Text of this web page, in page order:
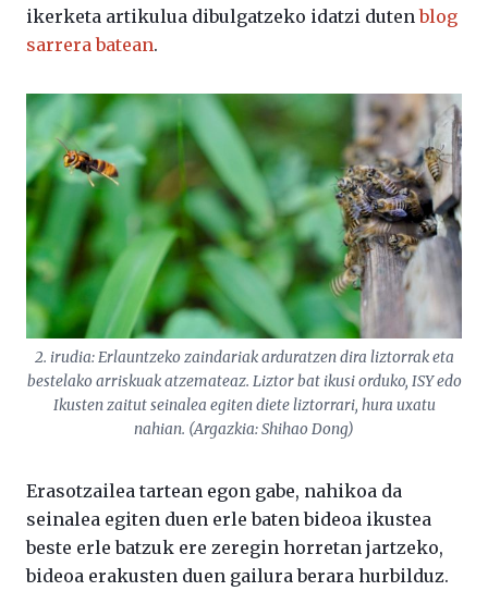
ikerketa artikulua dibulgatzeko idatzi dutenblog
sarrera batean.
2. irudia: Erlauntzeko zaindariak arduratzen dira liztorrak eta
bestelako arriskuak atzemateaz. Liztor bat ikusi orduko, ISY edo
Ikusten zaitutseinalea egiten diete liztorrari, hura uxatu
nahian. (Argazkia: Shihao Dong)
Erasotzailea tartean egon gabe, nahikoa da
seinalea egiten duen erle baten bideoa ikustea
beste erle batzuk ere zeregin horretan jartzeko,
bideoa erakusten duen gailura berara hurbilduz.